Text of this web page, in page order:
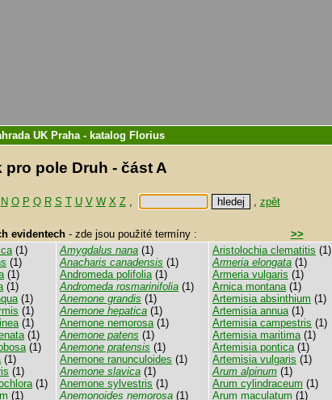
UK Praha- katalog Florius
pro pole Druh - část A
N O P Q R S T U V W X Z, , zpět
evidentech- zde jsou použité termíny :
>>
(1)
(1)
(1)
(1)
(1)
(1)
(1)
(1)
(1)
(1)
(1)
(1)
(1)
Amygdalus nana (1)
Anacharis canadensis (1)
Andromeda polifolia(1)
Andromeda rosmarinifolia (1)
Anemone grandis (1)
Anemone hepatica (1)
Anemone nemorosa(1)
Anemone patens (1)
Anemone pratensis (1)
Anemone ranunculoides (1)
Anemone slavica (1)
Anemone sylvestris (1)
Anemonoides nemorosa (1)
Aristolochia clematitis (1)
Armeria elongata (1)
Armeria vulgaris (1)
Arnica montana(1)
Artemisia absinthium (1)
Artemisia annua(1)
Artemisia campestris (1)
Artemisia maritima(1)
Artemisia pontica(1)
Artemisia vulgaris (1)
Arum alpinum (1)
Arum cylindraceum (1)
Arum maculatum (1)